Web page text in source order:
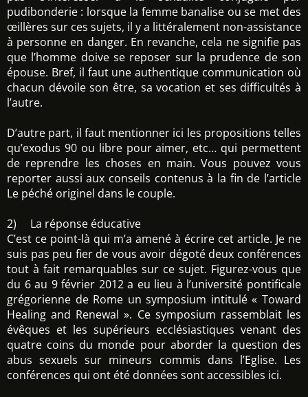
pudibonderie : lorsque la femme banalise ou se met des
œillères sur ces sujets, il y a littéralement non-assistance
à personne en danger. En revanche, cela ne signifie pas
que l’homme doive se reposer sur la prudence de son
épouse. Bref, il faut une authentique communication où
chacun dévoile son être, sa vocation et ses difficultés à
l’autre.
D’autre part, il faut mentionner ici les propositions telles
qu’exodus 90 ou libre pour aimer, etc… qui permettent
de reprendre les choses en main. Vous pouvez vous
reporter aussi aux conseils contenus à la fin de l’article
Le péché originel dans le couple.
2) La réponse éducative
C’est ce point-là qui m’a amené à écrire cet article. Je ne
suis pas peu fier de vous avoir dégoté deux conférences
tout à fait remarquables sur ce sujet. Figurez-vous que
du 6 au 9 février 2012 a eu lieu à l’université pontificale
grégorienne de Rome un symposium intitulé « Toward
Healing and Renewal ». Ce symposium rassemblait les
évêques et les supérieurs ecclésiastiques venant des
quatre coins du monde pour aborder la question des
abus sexuels sur mineurs commis dans l’Eglise. Les
conférences qui ont été données sont accessibles ici.